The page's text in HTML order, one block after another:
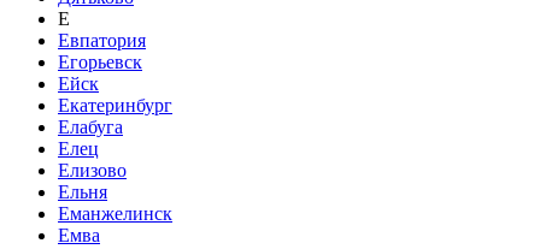
Е
Евпатория
Егорьевск
Ейск
Екатеринбург
Елабуга
Елец
Елизово
Ельня
Еманжелинск
Емва